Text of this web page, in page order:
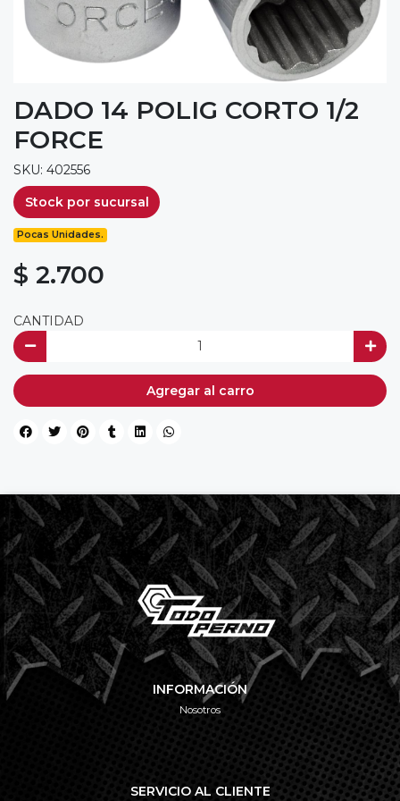
DADO 14 POLIG CORTO 1/2
FORCE
SKU: 402556
Stock por sucursal
Pocas Unidades.
$ 2.700
CANTIDAD
Agregar al carro
INFORMACIÓN
Nosotros
SERVICIO AL CLIENTE